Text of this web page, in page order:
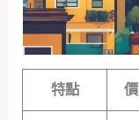
特點